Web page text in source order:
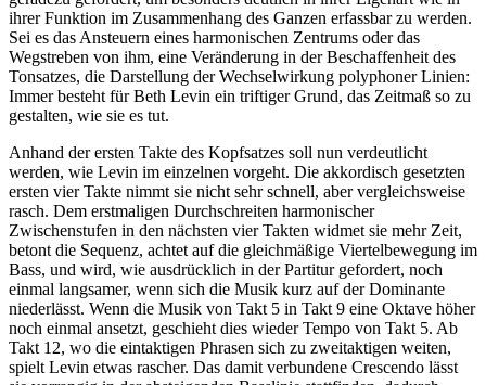
ihrer Funktion im Zusammenhang des Ganzen erfassbar zu werden.
Sei es das Ansteuern eines harmonischen Zentrums oder das
Wegstreben von ihm, eine Veränderung in der Beschaffenheit des
Tonsatzes, die Darstellung der Wechselwirkung polyphoner Linien:
Immer besteht für Beth Levin ein triftiger Grund, das Zeitmaß so zu
gestalten, wie sie es tut.
Anhand der ersten Takte des Kopfsatzes soll nun verdeutlicht
werden, wie Levin im einzelnen vorgeht. Die akkordisch gesetzten
ersten vier Takte nimmt sie nicht sehr schnell, aber vergleichsweise
rasch. Dem erstmaligen Durchschreiten harmonischer
Zwischenstufen in den nächsten vier Takten widmet sie mehr Zeit,
betont die Sequenz, achtet auf die gleichmäßige Viertelbewegung im
Bass, und wird, wie ausdrücklich in der Partitur gefordert, noch
einmal langsamer, wenn sich die Musik kurz auf der Dominante
niederlässt. Wenn die Musik von Takt 5 in Takt 9 eine Oktave höher
noch einmal ansetzt, geschieht dies wieder Tempo von Takt 5. Ab
Takt 12, wo die eintaktigen Phrasen sich zu zweitaktigen weiten,
spielt Levin etwas rascher. Das damit verbundene Crescendo lässt